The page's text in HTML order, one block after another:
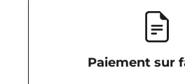
Paiement sur